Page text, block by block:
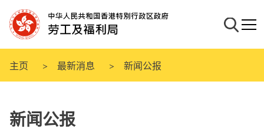
至
主
内
容
搜寻流动
主页 最新消息 新闻公报
新闻公报